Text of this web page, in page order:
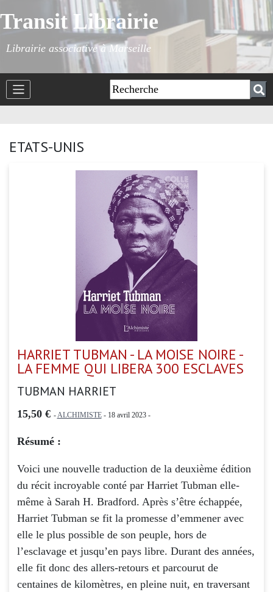
Transit Librairie
Librairie associative à Marseille
ETATS-UNIS
HARRIET TUBMAN - LA MOISE NOIRE -
LA FEMME QUI LIBERA 300 ESCLAVES
TUBMAN HARRIET
15,50 € - ALCHIMISTE- 18 avril 2023 -
Résumé :
Voici une nouvelle traduction de la deuxième édition
du récit incroyable conté par Harriet Tubman elle-
même à Sarah H. Bradford. Après s’être échappée,
Harriet Tubman se fit la promesse d’emmener avec
elle le plus possible de son peuple, hors de
l’esclavage et jusqu’en pays libre. Durant des années,
elle fit donc des allers-retours et parcourut de
centaines de kilomètres, en pleine nuit, en traversant